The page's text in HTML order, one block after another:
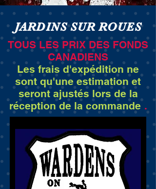
JARDINS SUR ROUES
TOUS LES PRIX DES FONDS
CANADIENS
Les frais d'expédition ne
sont qu'une estimation et
seront ajustés lors de la
réception de la commande .